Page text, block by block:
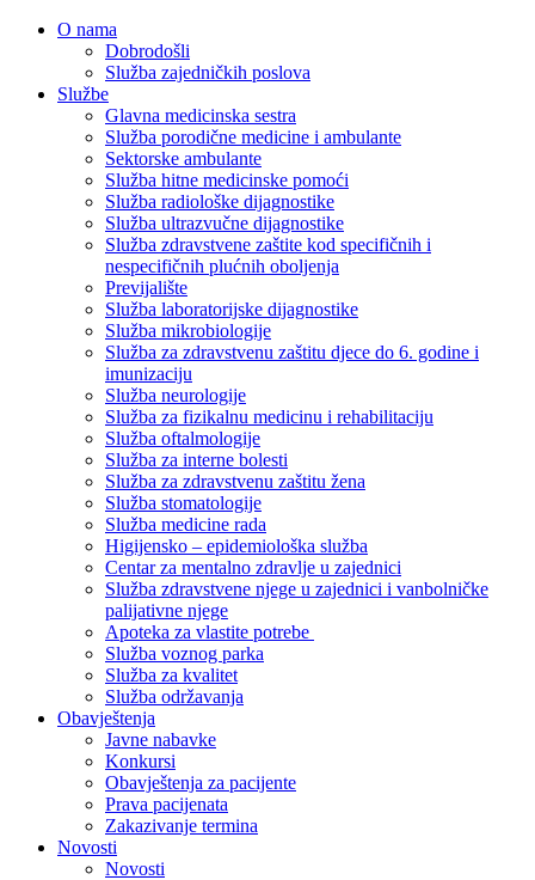
O nama
Dobrodošli
Služba zajedničkih poslova
Službe
Glavna medicinska sestra
Služba porodične medicine i ambulante
Sektorske ambulante
Služba hitne medicinske pomoći
Služba radiološke dijagnostike
Služba ultrazvučne dijagnostike
Služba zdravstvene zaštite kod specifičnih i
nespecifičnih plućnih oboljenja
Previjalište
Služba laboratorijske dijagnostike
Služba mikrobiologije
Služba za zdravstvenu zaštitu djece do 6. godine i
imunizaciju
Služba neurologije
Služba za fizikalnu medicinu i rehabilitaciju
Služba oftalmologije
Služba za interne bolesti
Služba za zdravstvenu zaštitu žena
Služba stomatologije
Služba medicine rada
Higijensko – epidemiološka služba
Centar za mentalno zdravlje u zajednici
Služba zdravstvene njege u zajednici i vanbolničke
palijativne njege
Apoteka za vlastite potrebe
Služba voznog parka
Služba za kvalitet
Služba održavanja
Obavještenja
Javne nabavke
Konkursi
Obavještenja za pacijente
Prava pacijenata
Zakazivanje termina
Novosti
Novosti